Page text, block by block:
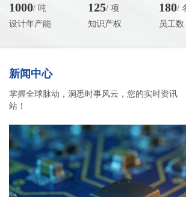
盖长三角、珠三角电子产业核心区域，并
市场。近五年企业销售收入年均增速稳定在
权 130 余项。
1000/ 吨
设计年产能
125/ 项
知识产权
180/
员工数
新闻中心
掌握全球脉动，洞悉时事风云，您的实时资讯
站！